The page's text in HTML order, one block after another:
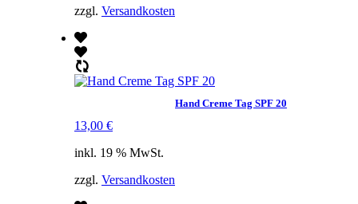
zzgl. Versandkosten
Hand Creme Tag SPF 20
13,00 €
inkl. 19 % MwSt.
zzgl. Versandkosten